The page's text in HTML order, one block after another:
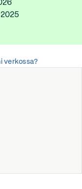
verkossa?